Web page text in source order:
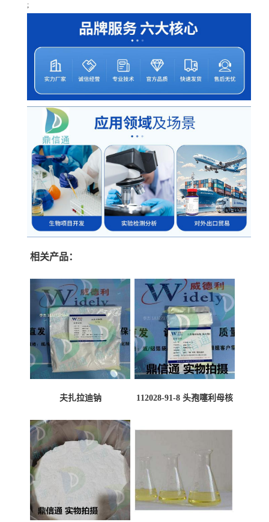
;
相关产品：
夫扎拉迪钠
112028-91-8 头孢噻利母核